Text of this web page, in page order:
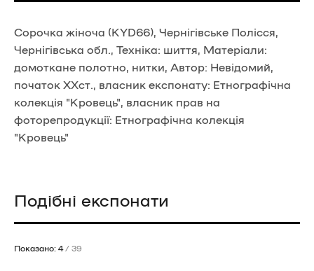
Сорочка жіноча (KYD66), Чернігівське Полісся,
Чернігівська обл., Техніка: шиття, Матеріали:
домоткане полотно, нитки, Автор: Невідомий,
початок ХХст., власник експонату: Етнографічна
колекція "Кровець", власник прав на
фоторепродукції: Етнографічна колекція
"Кровець"
Подібні експонати
Показано: 4 / 39